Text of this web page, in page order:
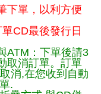
下單，以利方便
CD最後發行日
ATM：下單後請3
取消訂單。訂單
消,在您收到自動
.